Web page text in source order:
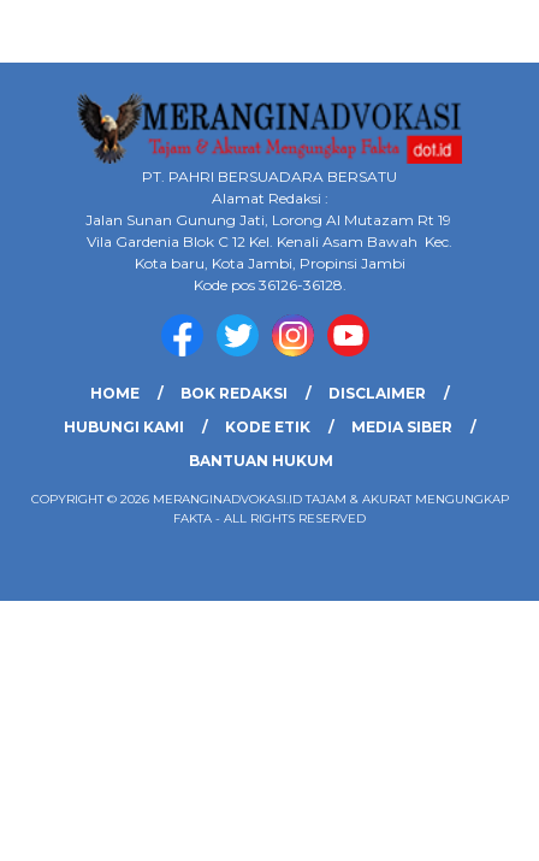
PT. PAHRI BERSUADARA BERSATU
Alamat Redaksi :
Jalan Sunan Gunung Jati, Lorong Al Mutazam Rt 19
Vila Gardenia Blok C 12 Kel. Kenali Asam Bawah Kec.
Kota baru, Kota Jambi, Propinsi Jambi
Kode pos 36126-36128.
HOME BOK REDAKSI
DISCLAIMER
HUBUNGI KAMI
KODE ETIK
MEDIA SIBER
BANTUAN HUKUM
COPYRIGHT © 2026 MERANGINADVOKASI.ID TAJAM & AKURAT MENGUNGKAP
FAKTA - ALL RIGHTS RESERVED